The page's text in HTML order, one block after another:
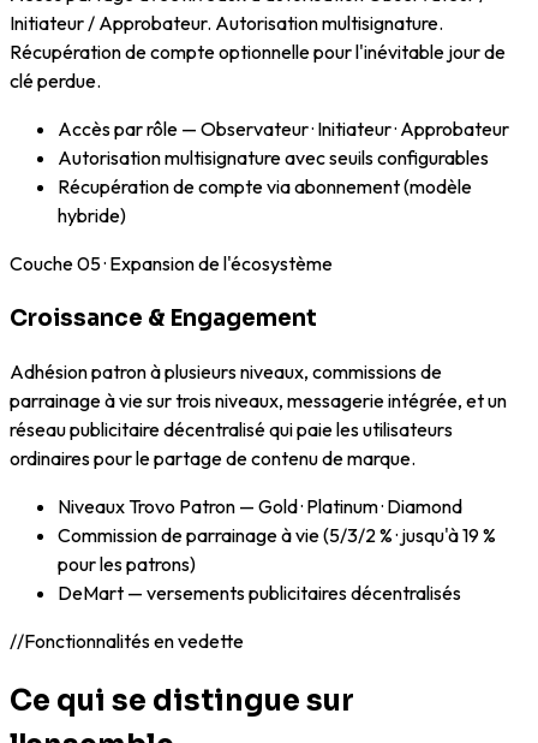
Initiateur / Approbateur. Autorisation multisignature.
Récupération de compte optionnelle pour l'inévitable jour de
clé perdue.
Accès par rôle — Observateur · Initiateur · Approbateur
Autorisation multisignature avec seuils configurables
Récupération de compte via abonnement (modèle
hybride)
Couche05· Expansion de l'écosystème
Croissance & Engagement
Adhésion patron à plusieurs niveaux, commissions de
parrainage à vie sur trois niveaux, messagerie intégrée, et un
réseau publicitaire décentralisé qui paie les utilisateurs
ordinaires pour le partage de contenu de marque.
Niveaux Trovo Patron — Gold · Platinum · Diamond
Commission de parrainage à vie (5/3/2 % · jusqu'à 19 %
pour les patrons)
DeMart — versements publicitaires décentralisés
//Fonctionnalités en vedette
Ce qui se distingue sur